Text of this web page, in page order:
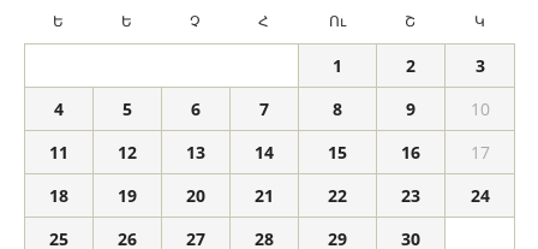
Ե Ե Չ Հ Ու Շ Կ
1 2
3
4
5 6 7 8 9
10
11
12 13 14 15 16
17
18
19 20 21 22 23
24
25
26 27 28 29 30